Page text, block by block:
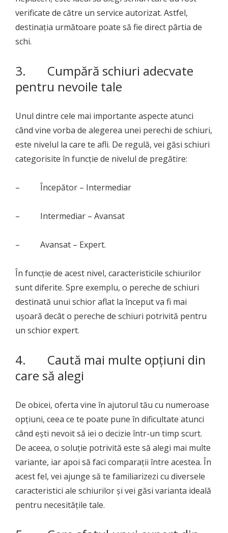
verificate de către un service autorizat. Astfel,
destinația următoare poate să fie direct pârtia de
schi.
3. Cumpără schiuri adecvate
pentru nevoile tale
Unul dintre cele mai importante aspecte atunci
când vine vorba de alegerea unei perechi de schiuri,
este nivelul la care te afli. De regulă, vei găsi schiuri
categorisite în funcție de nivelul de pregătire:
– Începător – Intermediar
– Intermediar – Avansat
– Avansat – Expert.
În funcție de acest nivel, caracteristicile schiurilor
sunt diferite. Spre exemplu, o pereche de schiuri
destinată unui schior aflat la început va fi mai
ușoară decât o pereche de schiuri potrivită pentru
un schior expert.
4. Caută mai multe opțiuni din
care să alegi
De obicei, oferta vine în ajutorul tău cu numeroase
opțiuni, ceea ce te poate pune în dificultate atunci
când ești nevoit să iei o decizie într-un timp scurt.
De aceea, o soluție potrivită este să alegi mai multe
variante, iar apoi să faci comparații între acestea. În
acest fel, vei ajunge să te familiarizezi cu diversele
caracteristici ale schiurilor și vei găsi varianta ideală
pentru necesitățile tale.